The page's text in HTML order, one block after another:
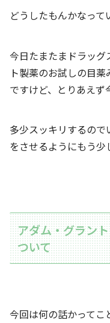
どうしたもんかなって
今日たまたまドラッ
ト製薬のお試しの目
ですけど、とりあえず
多少スッキリするの
をさせるようにもう少
アダム・グラン
ついて
今回は何の話かってこ